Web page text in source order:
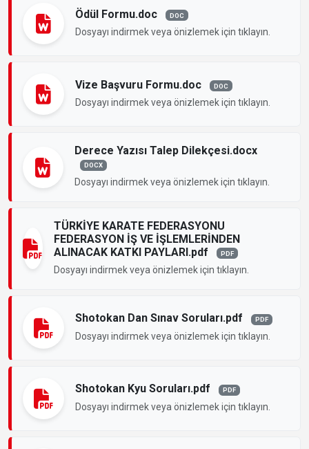
Ödül Formu.doc DOC
Dosyayı indirmek veya önizlemek için tıklayın.
Vize Başvuru Formu.doc DOC
Dosyayı indirmek veya önizlemek için tıklayın.
Derece Yazısı Talep Dilekçesi.docx
DOCX
Dosyayı indirmek veya önizlemek için tıklayın.
TÜRKİYE KARATE FEDERASYONU
FEDERASYON İŞ VE İŞLEMLERİNDEN
ALINACAK KATKI PAYLARI.pdf
PDF
Dosyayı indirmek veya önizlemek için tıklayın.
Shotokan Dan Sınav Soruları.pdf PDF
Dosyayı indirmek veya önizlemek için tıklayın.
Shotokan Kyu Soruları.pdf PDF
Dosyayı indirmek veya önizlemek için tıklayın.